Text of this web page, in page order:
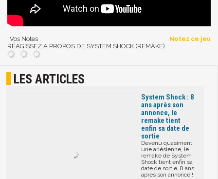
Vos Notes :
Notez ce jeu
RÉAGISSEZ A PROPOS DE SYSTEM SHOCK (REMAKE)
LES ARTICLES
System Shock : 8
ans après son
annonce, le
remake tient
enfin sa date de
sortie
Devenu quasiment
une arlésienne, le
remake de System
Shock tient enfin sa
date de sortie, 8 ans
après son annonce !